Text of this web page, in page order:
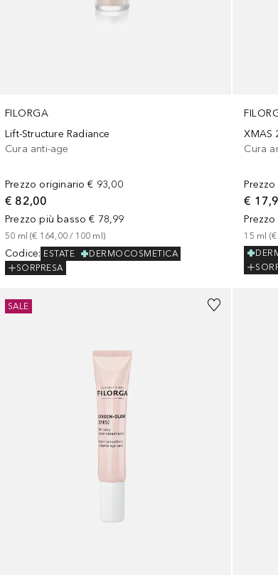
FILORGA
Lift-Structure Radiance
Cura anti-age
Prezzo originario € 93,00
€ 82,00
Prezzo più basso € 78,99
50 ml (€ 164,00 / 100 ml )
Codice: ESTATE
DERMOCOSMETICA
SORPRESA
XMAS
Cura
€
15 ml (€
SALE